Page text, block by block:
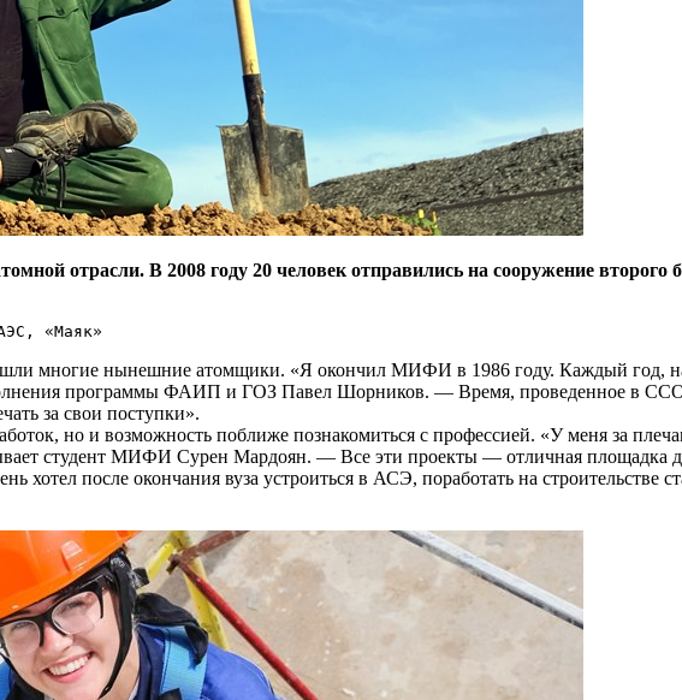
отрасли. В 2008 году 20 человек отправились на сооружение
«Маяк»
многие нынешние атомщики. «Я окончил МИФИ в 1986 году. Каждый год,
программы ФАИП и ГОЗ Павел Шорников. — Время, проведенное в
за свои поступки».
но и возможность поближе познакомиться с профессией. «У меня за
студент МИФИ Сурен Мардоян. — Все эти проекты — отличная площадка
хотел после окончания вуза устроиться в АСЭ, поработать на строительстве